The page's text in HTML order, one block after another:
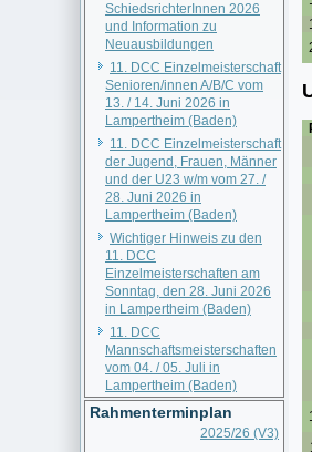
SchiedsrichterInnen 2026
und Information zu
Neuausbildungen
11. DCC Einzelmeisterschaft
Senioren/innen A/B/C vom
13. / 14. Juni 2026 in
Lampertheim (Baden)
11. DCC Einzelmeisterschaft
der Jugend, Frauen, Männer
und der U23 w/m vom 27. /
28. Juni 2026 in
Lampertheim (Baden)
Wichtiger Hinweis zu den
11. DCC
Einzelmeisterschaften am
Sonntag, den 28. Juni 2026
in Lampertheim (Baden)
11. DCC
Mannschaftsmeisterschaften
vom 04. / 05. Juli in
Lampertheim (Baden)
Rahmenterminplan
2025/26 (V3)